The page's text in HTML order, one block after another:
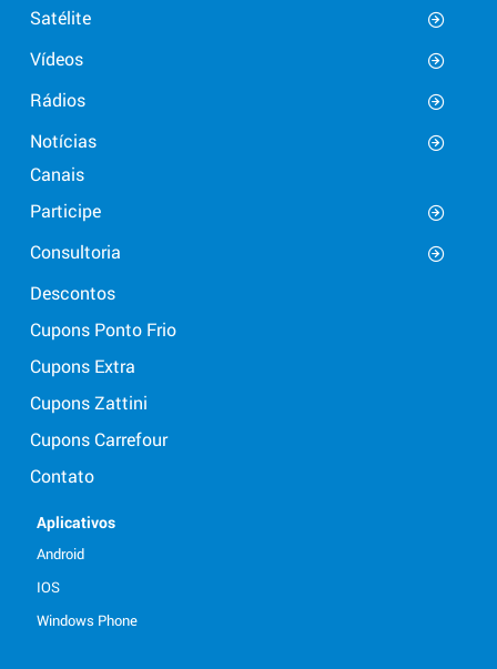
Satélite
Vídeos
Rádios
Notícias
Canais
Participe
Consultoria
Descontos
Cupons Ponto Frio
Cupons Extra
Cupons Zattini
Cupons Carrefour
Contato
Aplicativos
Android
IOS
Windows Phone